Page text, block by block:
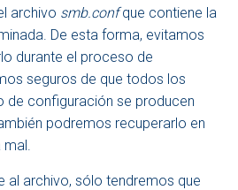
archivo smb.confque contiene la
De esta forma, evitamos
durante el proceso de
seguros de que todos los
de configuración se producen
podremos recuperarlo en
al archivo, sólo tendremos que